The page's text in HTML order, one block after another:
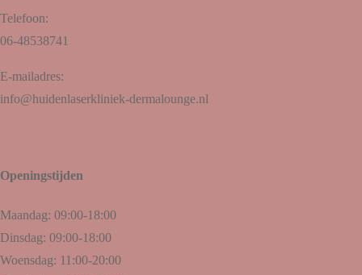
Telefoon:
06-48538741
E-mailadres:
info@huidenlaserkliniek-dermalounge.nl
Openingstijden
Maandag: 09:00-18:00
Dinsdag: 09:00-18:00
Woensdag: 11:00-20:00